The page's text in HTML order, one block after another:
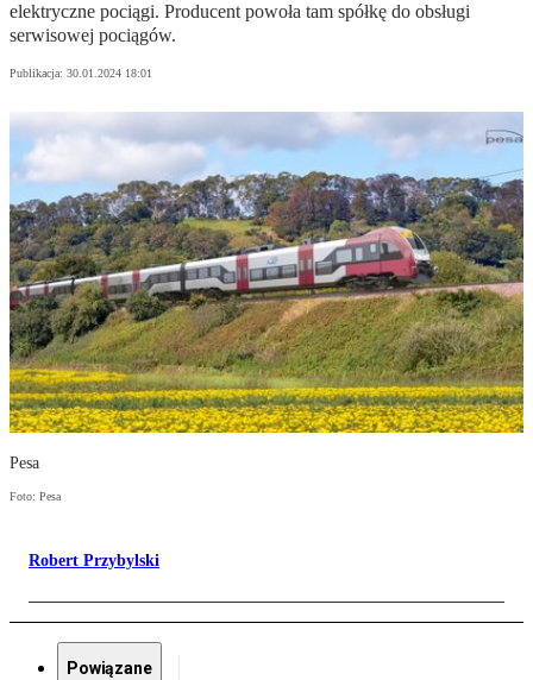
elektryczne pociągi. Producent powoła tam spółkę do obsługi
serwisowej pociągów.
Publikacja: 30.01.2024 18:01
Pesa
Foto: Pesa
Robert Przybylski
Powiązane